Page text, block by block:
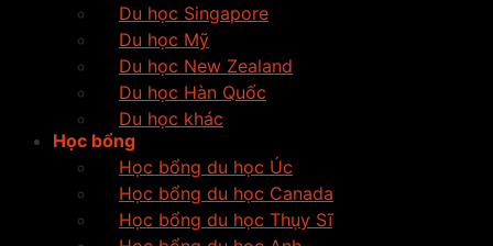
Du học Singapore
Du học Mỹ
Du học New Zealand
Du học Hàn Quốc
Du học khác
Học bổng
Học bổng du học Úc
Học bổng du học Canada
Học bổng du học Thụy Sĩ